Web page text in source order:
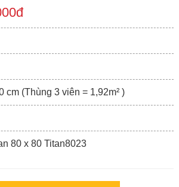
cm (Thùng 3 viên = 1,92m² )
80 x 80 Titan8023